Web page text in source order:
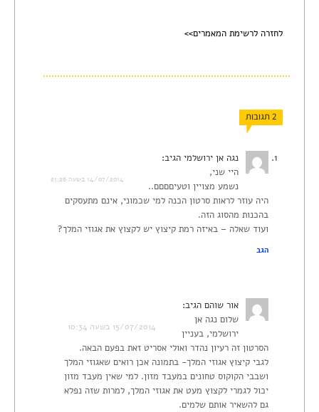
לחזרה לרשימת המאמרים>>
2 תגובות
נגה אן ירושלמי הגיב:
14/07/2014 בשעה 21:26
היי שני,
נשמע מצויין וטעיםםםם..
היה עוזר לראות סרטון הכנה למי שכמוני, אינם מתעסקים
בהכנות מהסוג הזה.
ועוד שאלה – באיזה רמת קיצוץ יש לקצוץ את אגוזי המלך?
הגב
אור שוהם הגיב:
15/07/2014 בשעה 10:34
שלום נגה אן
ירושלמי, בעניין
הסרטון זה רעיון נהדר ואולי אסריט זאת בפעם הבאה.
לגבי קיצוץ אגוזי המלך- בתמונה אכן רואים שאגוזי המלך
ושבבי הקוקוס טחונים במעבד מזון. למי שאין מעבד מזון
יכול לגמרי לקצוץ מעט את אגוזי המלך, למרות שזה נפלא
גם להשאיר אותם שלמים.